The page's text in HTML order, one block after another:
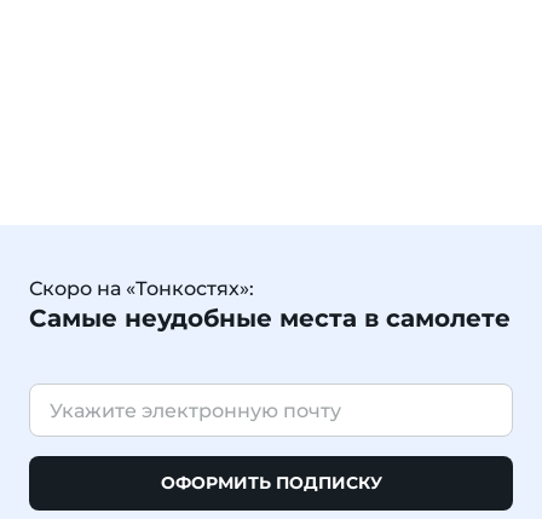
Скоро на «Тонкостях»:
Самые неудобные места в самолете
ОФОРМИТЬ ПОДПИСКУ